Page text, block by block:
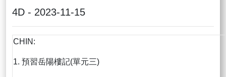
4D - 2023-11-15
CHIN:
1. 預習岳陽樓記(單元三)